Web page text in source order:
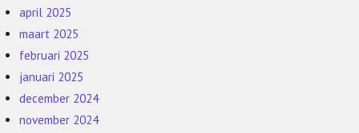
april 2025
maart 2025
februari 2025
januari 2025
december 2024
november 2024